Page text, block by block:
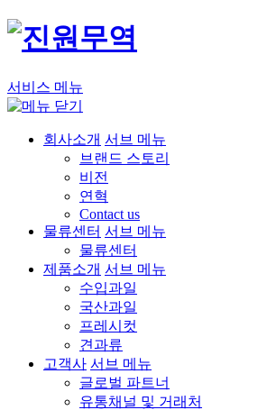
서비스 메뉴
회사소개 서브 메뉴
브랜드 스토리
비전
연혁
Contact us
물류센터 서브 메뉴
물류센터
제품소개 서브 메뉴
수입과일
국산과일
프레시컷
견과류
고객사 서브 메뉴
글로벌 파트너
유통채널 및 거래처